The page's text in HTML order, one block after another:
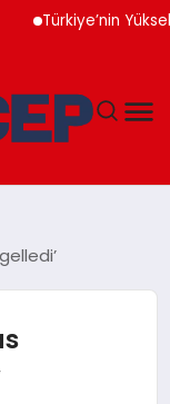
Türkiye’nin Yüksek